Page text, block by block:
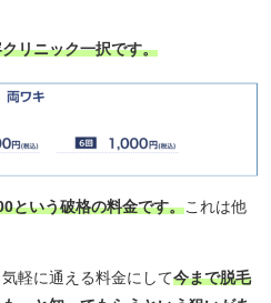
リニック一択です。
という破格の料金です。 これは他
軽に通える料金にして今まで脱毛